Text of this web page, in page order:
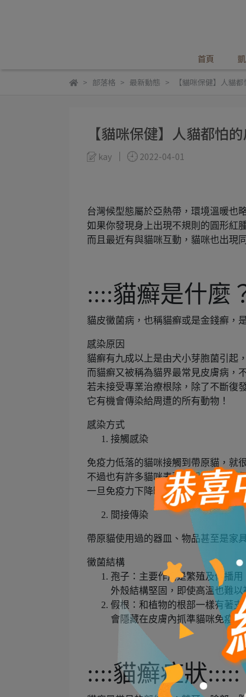
首頁
部落格 最新動態 【貓咪保健】人貓
【貓咪保健】人貓都怕
kay 2022-04-01
台灣候型態屬於亞熱帶，環境溫暖也
如果你發現身上出現不規則的圓形紅
而且最近有與貓咪互動，貓咪也出現
::::貓癬是什麼
貓皮黴菌病，也稱貓癬或是金錢癬，
感染原因
貓癬有九成以上是由犬小芽胞菌引起
而貓癬又被稱為貓界最常見皮膚病，
若未接受專業治療根除，除了不斷復
它有機會傳染給周遭的所有動物！
感染方式
接觸感染
免疫力低落的貓咪接觸到帶原貓，就
不過也有許多貓咪表面看起來正常，
一旦免疫力下降時，就會趁虛而入。
間接傳染
帶原貓使用過的器皿、物品甚至是家
黴菌結構
孢子：主要作用是繁殖及傳播
外殼結構堅固，即使高溫也難
假根：和植物的根部一樣有著
會隱藏在皮膚內抓準貓咪免疫
::::貓癬症狀:::::